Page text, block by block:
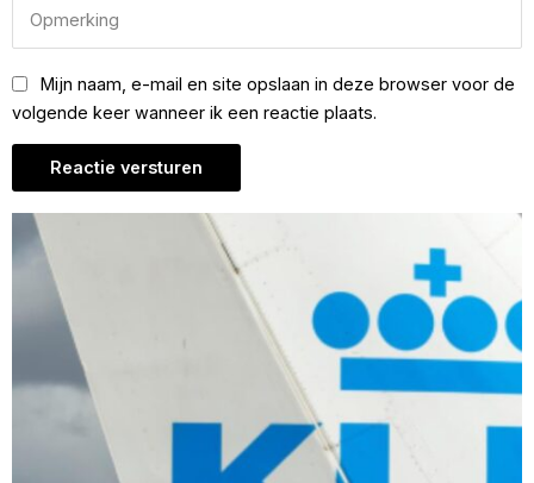
Mijn naam, e-mail en site opslaan in deze browser voor de
volgende keer wanneer ik een reactie plaats.